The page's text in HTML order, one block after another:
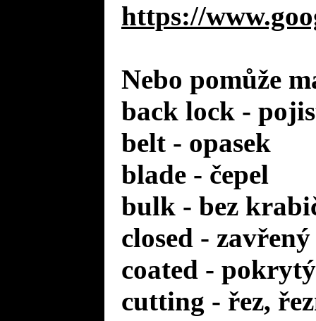
https://
Nebo pomůže
back lock -
belt - opasek
blade - čepel
bulk - bez
closed - zavřený
coated -
cutting - řez,